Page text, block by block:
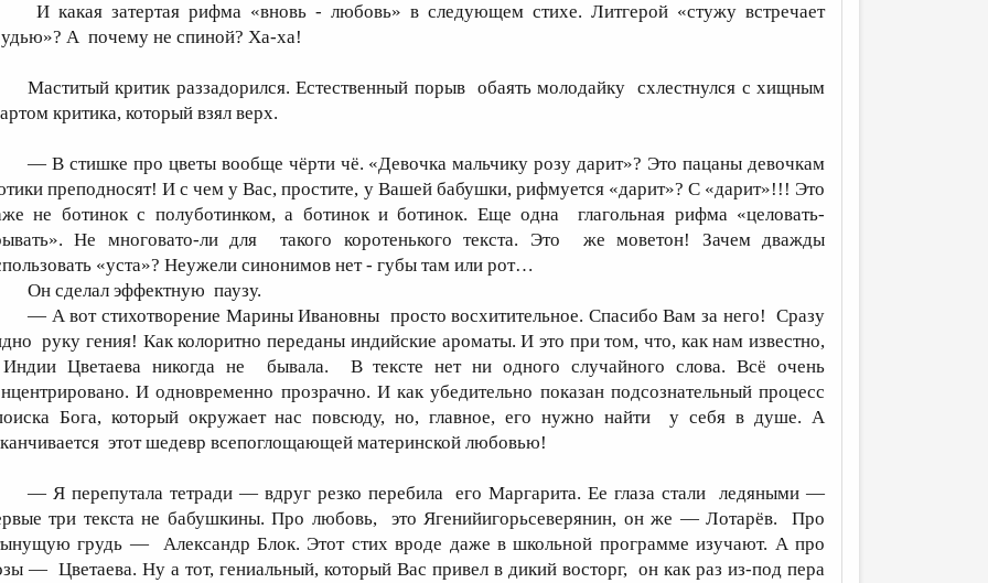
И какая затертая рифма «вновь - любовь» в следующем стихе. Литгерой «стужу встречает
А почему не спиной? Ха-ха!
Маститый критик раззадорился. Естественный порыв обаять молодайку схлестнулся с хищным
критика, который взял верх.
— В стишке про цветы вообще чёрти чё. «Девочка мальчику розу дарит»? Это пацаны девочкам
преподносят! И с чем у Вас, простите, у Вашей бабушки, рифмуется «дарит»? С «дарит»!!! Это
не ботинок с полуботинком, а ботинок и ботинок. Еще одна глагольная рифма «целовать-
Не многовато-ли для такого коротенького текста. Это же моветон! Зачем дважды
«уста»? Неужели синонимов нет - губы там или рот…
Он сделал эффектную паузу.
— А вот стихотворение Марины Ивановны просто восхитительное. Спасибо Вам за него! Сразу
руку гения! Как колоритно переданы индийские ароматы. И это при том, что, как нам известно,
Цветаева никогда не бывала. В тексте нет ни одного случайного слова. Всё очень
И одновременно прозрачно. И как убедительно показан подсознательный процесс
Бога, который окружает нас повсюду, но, главное, его нужно найти у себя в душе. А
этот шедевр всепоглощающей материнской любовью!
— Я перепутала тетради — вдруг резко перебила его Маргарита. Ее глаза стали ледяными —
три текста не бабушкины. Про любовь, это Ягенийигорьсеверянин, он же — Лотарёв. Про
грудь — Александр Блок. Этот стих вроде даже в школьной программе изучают. А про
— Цветаева. Ну а тот, гениальный, который Вас привел в дикий восторг, он как раз из-под пера